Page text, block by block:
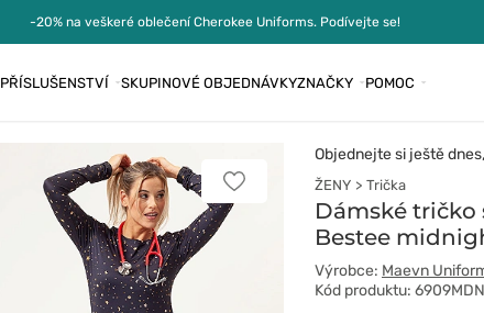
-20% na veškeré oblečení Cherokee Uniforms. Podívejte se!
PŘÍSLUŠENSTVÍ SKUPINOVÉ OBJEDNÁVKYZNAČKY POMOC
Přidat
k
Objednejte si ještě dnes,
ŽENY Trička
Dámské
Bestee
Výrobce: Maevn
Kód produktu: